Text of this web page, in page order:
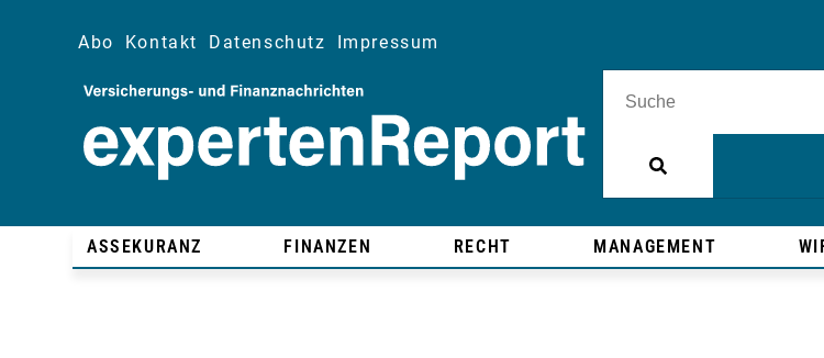
Abo Kontakt Datenschutz Impressum
ASSEKURANZ FINANZEN RECHT MANAGEMENT